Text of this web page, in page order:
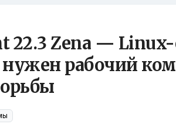
22.3 Zena — Linux-
рабочий